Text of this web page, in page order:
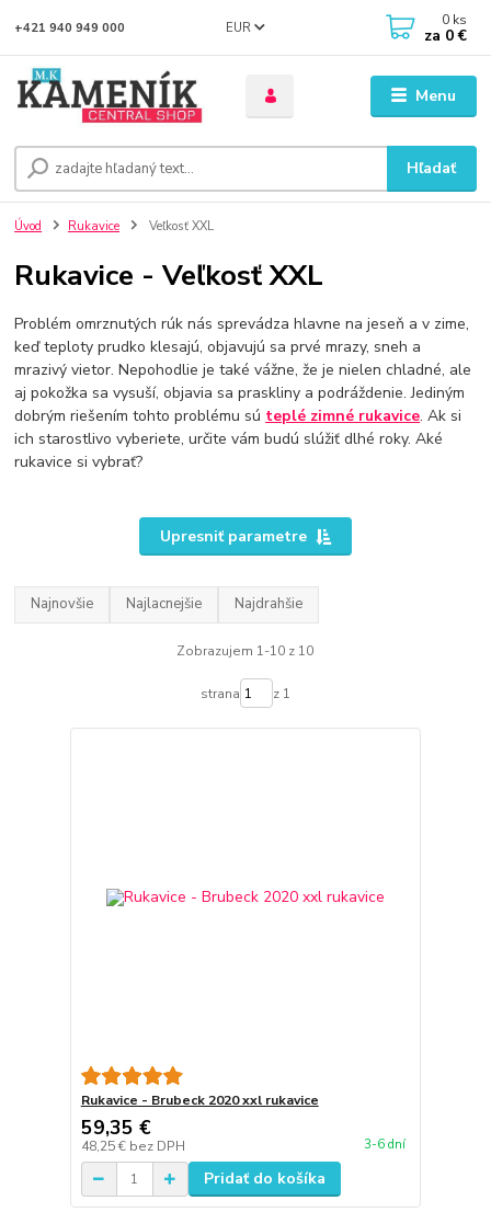
Menu
EUR
Hľadať
+421 940 949 000 0 ks
za 0 €
Úvod Rukavice Veľkosť XXL
Rukavice - Veľkosť XXL
Problém omrznutých rúk nás sprevádza hlavne na jeseň a v zime,
keď teploty prudko klesajú, objavujú sa prvé mrazy, sneh a
mrazivý vietor. Nepohodlie je také vážne, že je nielen chladné, ale
aj pokožka sa vysuší, objavia sa praskliny a podráždenie. Jediným
dobrým riešením tohto problému sú teplé zimné rukavice. Ak si
ich starostlivo vyberiete, určite vám budú slúžiť dlhé roky. Aké
rukavice si vybrať?
Upresniť parametre
Najnovšie Najlacnejšie Najdrahšie
Zobrazujem 1-10 z 10
strana z 1
Rukavice - Brubeck 2020 xxl rukavice
59,35 €
48,25 € bez DPH 3-6 dní
Pridať do košíka